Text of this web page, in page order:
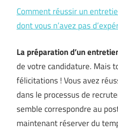
Comment réussir un
dont vous n’avez pas
La préparation d’un
de votre candidature. Mais
félicitations ! Vous avez
dans le processus de
semble correspondre au
maintenant réserver du